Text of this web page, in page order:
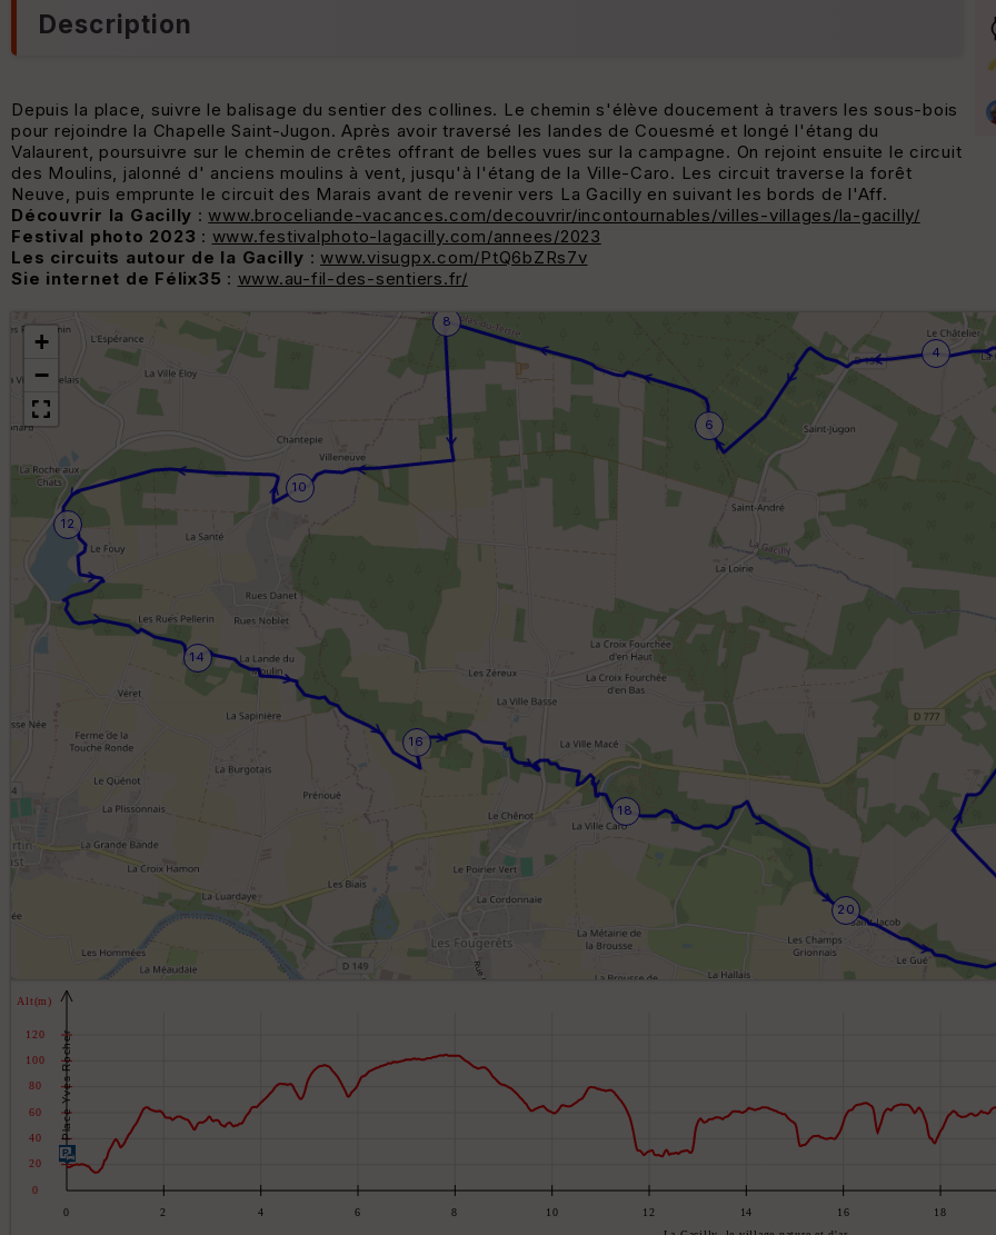
Description
Depuis la place, suivre le balisage du sentier des collines. Le chemin s'élève doucement à travers les sous-bois
pour rejoindre la Chapelle Saint-Jugon. Après avoir traversé les landes de Couesmé et longé l'étang du
Valaurent, poursuivre sur le chemin de crêtes offrant de belles vues sur la campagne. On rejoint ensuite le circuit
des Moulins, jalonné d' anciens moulins à vent, jusqu'à l'étang de la Ville-Caro. Les circuit traverse la forêt
Neuve, puis emprunte le circuit des Marais avant de revenir vers La Gacilly en suivant les bords de l'Aff.
Découvrir la Gacilly :www.broceliande-vacances.com/decouvrir/incontournables/villes-villages/la-gacilly/
Festival photo 2023 : www.festivalphoto-lagacilly.com/annees/2023
Les circuits autour de la Gacilly : www.visugpx.com/PtQ6bZRs7v
Sie internet de Félix35 : www.au-fil-des-sentiers.fr/
4
6
8
10
12
14
16
18
20
+
−